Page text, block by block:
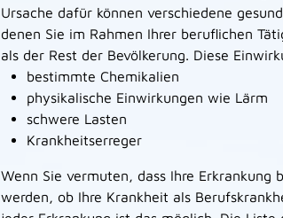
Ursache dafür können verschiedene
denen Sie im Rahmen Ihrer beruflichen
als der Rest der Bevölkerung. Diese
bestimmte Chemikalien
physikalische Einwirkungen wie Lärm
schwere Lasten
Krankheitserreger
Wenn Sie vermuten, dass Ihre Erkrankung
werden, ob Ihre Krankheit als